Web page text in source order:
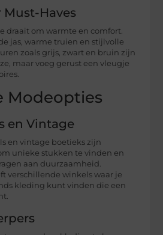
Haves
draait om warmte en comfort.
jas, warme truien en stijlvolle
zoals grijs, zwart en bruin zijn
maar voeg gerust een vleugje
Modeopties
en Vintage
en vintage boetieks zijn
unieke stukken te vinden en
aan duurzaamheid.
verschillende winkels waar je
kleding kunt vinden die een